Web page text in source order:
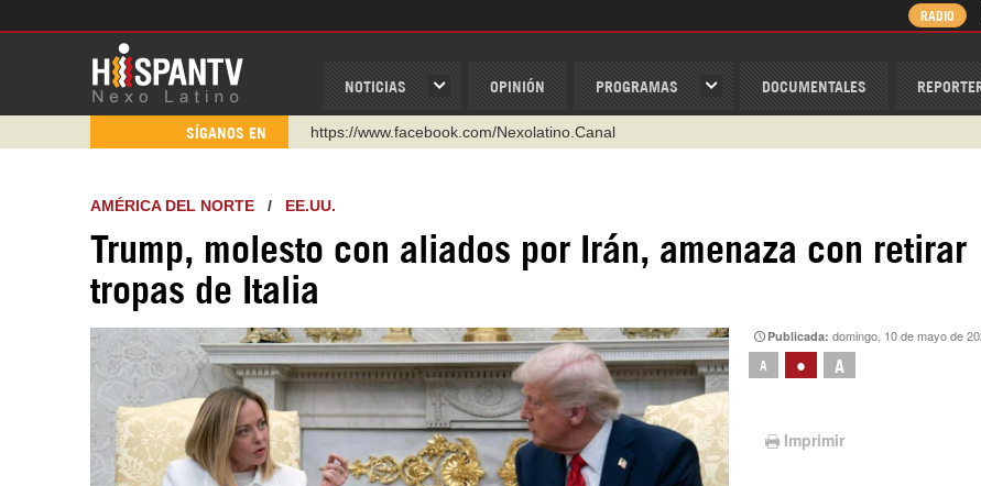
NOTICIAS OPINIÓN PROGRAMAS DOCUMENTALES
RADIO
SÍGANOS EN
https://www.facebook.com/Nexolatino.Canal
http://twitter.com/nexo_latino
https://t.me/hispantvcanal
https://urmedium.com/c/hispantv
WhatsApp y Viber: +98 921 79 29 404
Instagram como: hispan_tv
AMÉRICA DEL NORTE / EE.UU.
Trump, molesto con aliados por Irán, amenaza con retirar
tropas de Italia
Publicada:domingo, 10 de mayo de
A • A
Imprimir